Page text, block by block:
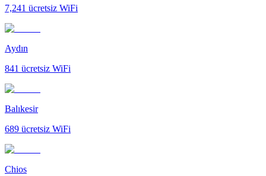
7,241 ücretsiz WiFi
Aydın
841 ücretsiz WiFi
Balıkesir
689 ücretsiz WiFi
Chios